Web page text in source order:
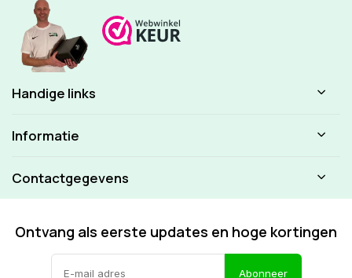
Handige links
Informatie
Contactgegevens
Ontvang als eerste updates en hoge kortingen
Abonneer